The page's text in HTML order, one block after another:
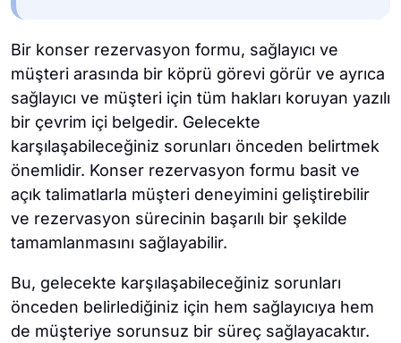
Bir konser rezervasyon formu, sağlayıcı ve
müşteri arasında bir köprü görevi görür ve ayrıca
sağlayıcı ve müşteri için tüm hakları koruyan yazılı
bir çevrim içi belgedir. Gelecekte
karşılaşabileceğiniz sorunları önceden belirtmek
önemlidir. Konser rezervasyon formu basit ve
açık talimatlarla müşteri deneyimini geliştirebilir
ve rezervasyon sürecinin başarılı bir şekilde
tamamlanmasını sağlayabilir.
Bu, gelecekte karşılaşabileceğiniz sorunları
önceden belirlediğiniz için hem sağlayıcıya hem
de müşteriye sorunsuz bir süreç sağlayacaktır.